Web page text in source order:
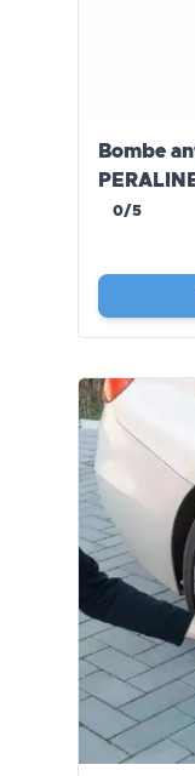
Bombe
0/5